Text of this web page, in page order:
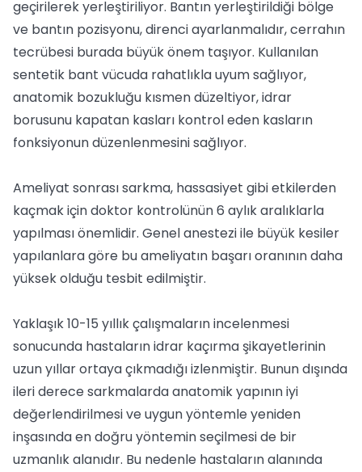
geçirilerek yerleştiriliyor. Bantın yerleştirildiği bölge
ve bantın pozisyonu, direnci ayarlanmalıdır, cerrahın
tecrübesi burada büyük önem taşıyor. Kullanılan
sentetik bant vücuda rahatlıkla uyum sağlıyor,
anatomik bozukluğu kısmen düzeltiyor, idrar
borusunu kapatan kasları kontrol eden kasların
fonksiyonun düzenlenmesini sağlıyor.
Ameliyat sonrası sarkma, hassasiyet gibi etkilerden
kaçmak için doktor kontrolünün 6 aylık aralıklarla
yapılması önemlidir. Genel anestezi ile büyük kesiler
yapılanlara göre bu ameliyatın başarı oranının daha
yüksek olduğu tesbit edilmiştir.
Yaklaşık 10-15 yıllık çalışmaların incelenmesi
sonucunda hastaların idrar kaçırma şikayetlerinin
uzun yıllar ortaya çıkmadığı izlenmiştir. Bunun dışında
ileri derece sarkmalarda anatomik yapının iyi
değerlendirilmesi ve uygun yöntemle yeniden
inşasında en doğru yöntemin seçilmesi de bir
uzmanlık alanıdır. Bu nedenle hastaların alanında